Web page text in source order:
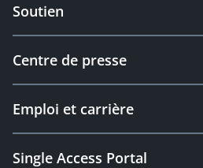
Soutien
Centre de presse
Emploi et carrière
Single Access Portal